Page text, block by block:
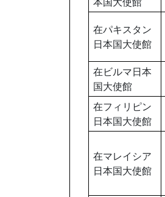
在パキスタン
日本国大使館
在ビルマ日本
国大使館
在フィリピン
日本国大使館
在マレイシア
日本国大使館